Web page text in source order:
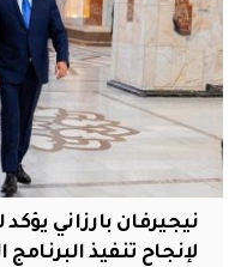
نيجيرفان بارزاني
لإنجاح تنفيذ